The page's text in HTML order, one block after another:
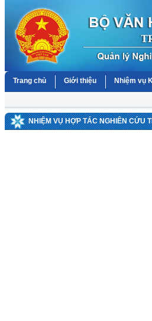
Trang chủ Giới thiệu Nhiệm vụ
NHIỆM VỤ HỢP TÁC NGHIÊN CỨU